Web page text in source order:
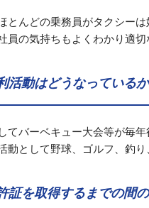
とんどの乗務員がタクシーは
員の気持ちもよくわかり適切
活動はどうなっている
てバーベキュー大会等が毎年
動として野球、ゴルフ、釣
証を取得するまでの間